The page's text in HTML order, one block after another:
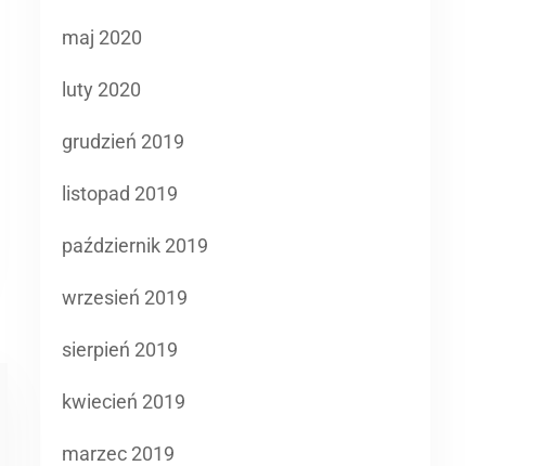
maj 2020
luty 2020
grudzień 2019
listopad 2019
październik 2019
wrzesień 2019
sierpień 2019
kwiecień 2019
marzec 2019